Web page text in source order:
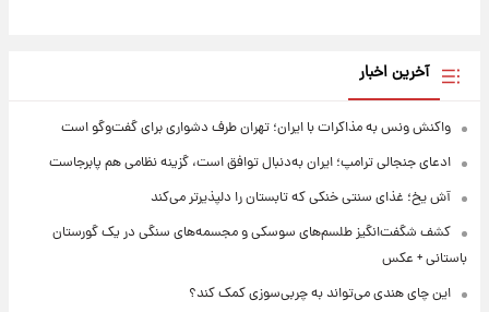
آخرین اخبار
واکنش ونس به مذاکرات با ایران؛ تهران طرف دشواری برای گفت‌وگو است
ادعای جنجالی ترامپ؛ ایران به‌دنبال توافق است، گزینه نظامی هم پابرجاست
آش یخ؛ غذای سنتی خنکی که تابستان را دلپذیرتر می‌کند
کشف شگفت‌انگیز طلسم‌های سوسکی و مجسمه‌های سنگی در یک گورستان
باستانی + عکس
این چای هندی می‌تواند به چربی‌سوزی کمک کند؟